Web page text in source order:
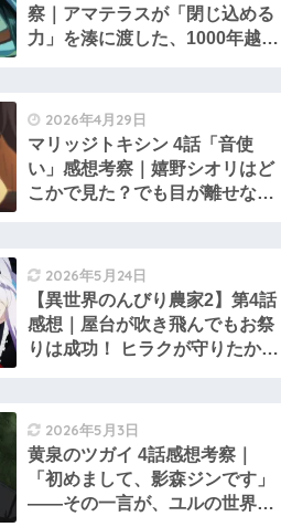
察｜アマテラスが「閉じ込める
力」を湊に渡した、1000年越し
2026年4月29日
マリッジトキシン 4話「音使
い」感想考察｜嬉野シオリはど
こかで見た？でも目が離せない
2026年5月24日
【異世界のんびり農家2】第4話
感想｜屋台が吹き飛んでもお祭
りは成功！ ヒラクが守りたかっ
2026年5月3日
黄泉のツガイ 4話感想考察｜
「初めまして、影森ジンです」
――その一言が、ユルの世界を